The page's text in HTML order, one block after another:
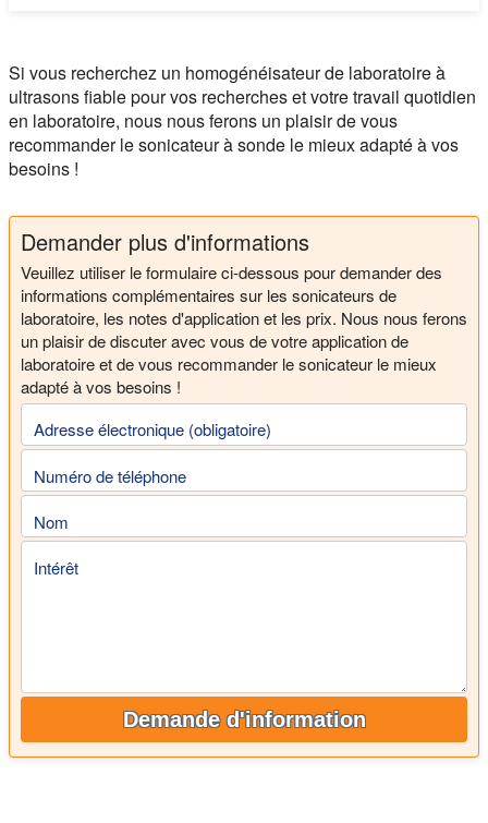
Si vous recherchez un homogénéisateur de laboratoire à
ultrasons fiable pour vos recherches et votre travail quotidien
en laboratoire, nous nous ferons un plaisir de vous
recommander le sonicateur à sonde le mieux adapté à vos
besoins !
Demander plus d'informations
Veuillez utiliser le formulaire ci-dessous pour demander des
informations complémentaires sur les sonicateurs de
laboratoire, les notes d'application et les prix. Nous nous ferons
un plaisir de discuter avec vous de votre application de
laboratoire et de vous recommander le sonicateur le mieux
adapté à vos besoins !
Adresse électronique (obligatoire)
Numéro de téléphone
Nom
Intérêt
Demande d'information